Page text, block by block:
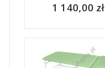
1 140,00 zł